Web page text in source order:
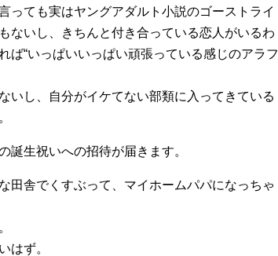
っても実はヤングアダルト小説のゴーストライ
ないし、きちんと付き合っている恋人がいるわ
ば“いっぱいいっぱい頑張っている感じのアラフ
いし、自分がイケてない部類に入ってきている
誕生祝いへの招待が届きます。
田舎でくすぶって、マイホームパパになっちゃ
はず。